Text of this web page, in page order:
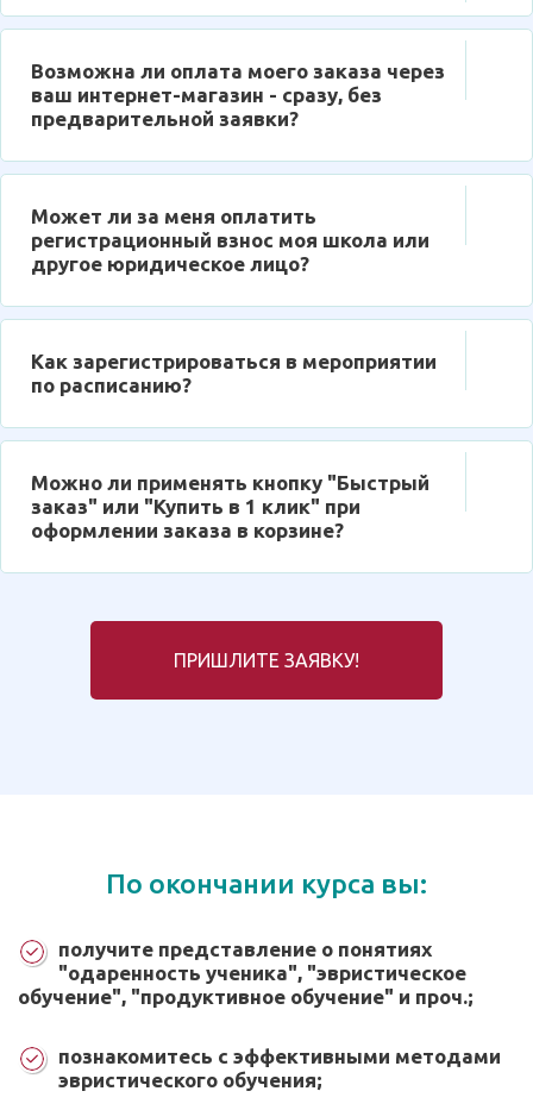
Возможна ли оплата моего заказа через
ваш интернет-магазин - сразу, без
предварительной заявки?
Может ли за меня оплатить
регистрационный взнос моя школа или
другое юридическое лицо?
Как зарегистрироваться в мероприятии
по расписанию?
Можно ли применять кнопку "Быстрый
заказ" или "Купить в 1 клик" при
оформлении заказа в корзине?
ПРИШЛИТЕ ЗАЯВКУ!
По окончании курса вы:
получите представление о понятиях
"одаренность ученика", "эвристическое
обучение", "продуктивное обучение" и проч.;
познакомитесь с эффективными методами
эвристического обучения;